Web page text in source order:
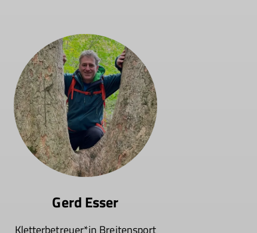
Gerd Esser
Kletterbetreuer*in Breitensport